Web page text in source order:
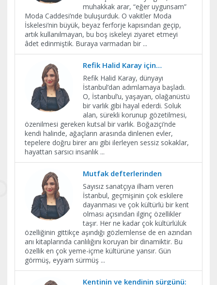
muhakkak arar, “eğer uygunsam”
Moda Caddesi’nde buluşurduk. O vakitler Moda
İskelesi’nin büyük, beyaz ferforje kapısından geçip,
artık kullanılmayan, bu boş iskeleyi ziyaret etmeyi
âdet edinmiştik. Buraya varmadan bir ...
Refik Halid Karay için…
Refik Halid Karay, dünyayı
İstanbul’dan adımlamaya başladı.
O, İstanbul’u, yaşayan, olağanüstü
bir varlık gibi hayal ederdi. Soluk
alan, sürekli korunup gözetilmesi,
özenilmesi gereken kutsal bir varlık. Boğaziçi’nde
kendi halinde, ağaçların arasında dinlenen evler,
tepelere doğru birer anı gibi ilerleyen sessiz sokaklar,
hayattan sarsıcı insanlık ...
Mutfak defterlerinden
Sayısız sanatçıya ilham veren
İstanbul, geçmişinin çok eskilere
dayanması ve çok kültürlü bir kent
olması açısından ilginç özellikler
taşır. Her ne kadar çok kültürlülük
özelliğinin gittikçe aşındığı gözlemlense de en azından
anı kitaplarında canlılığını koruyan bir dinamiktir. Bu
özellik en çok yeme-içme kültürüne yansır. Gün
görmüş, eyyam sürmüş ...
Kentinin ve kendinin sürgünü: